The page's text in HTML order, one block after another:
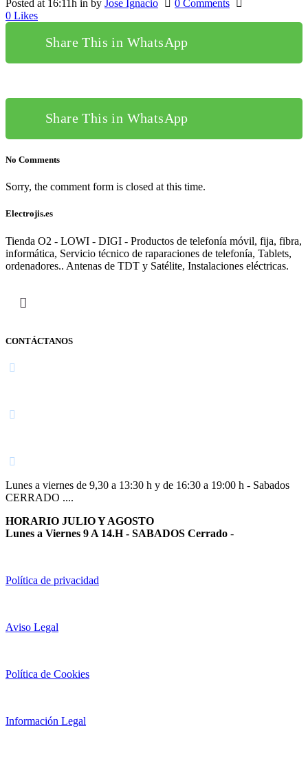
Posted at 16:11h in by Jose Ignacio
0 Comments
0 Likes
Share This in WhatsApp
Share This in WhatsApp
No Comments
Sorry, the comment form is closed at this time.
Electrojis.es
Tienda O2 - LOWI - DIGI - Productos de telefonía móvil, fija, fibra,
informática, Servicio técnico de raparaciones de telefonía, Tablets,
ordenadores.. Antenas de TDT y Satélite, Instalaciones eléctricas.
CONTÁCTANOS
Lunes a viernes de 9,30 a 13:30 h y de 16:30 a 19:00 h - Sabados
CERRADO ....
HORARIO JULIO Y AGOSTO
Lunes a Viernes 9 A 14.H - SABADOS Cerrado -
Política de privacidad
Aviso Legal
Política de Cookies
Información Legal